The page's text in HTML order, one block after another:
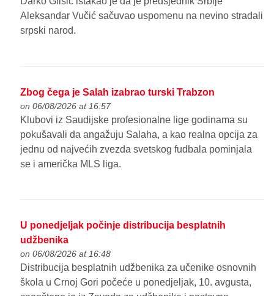
Aleksandar Vučić sačuvao uspomenu na nevino stradali
srpski narod.
Zbog čega je Salah izabrao turski Trabzon
on 06/08/2026 at 16:57
Klubovi iz Saudijske profesionalne lige godinama su
pokušavali da angažuju Salaha, a kao realna opcija za
jednu od najvećih zvezda svetskog fudbala pominjala
se i američka MLS liga.
U ponedjeljak počinje distribucija besplatnih
udžbenika
on 06/08/2026 at 16:48
Distribucija besplatnih udžbenika za učenike osnovnih
škola u Crnoj Gori počeće u ponedjeljak, 10. avgusta,